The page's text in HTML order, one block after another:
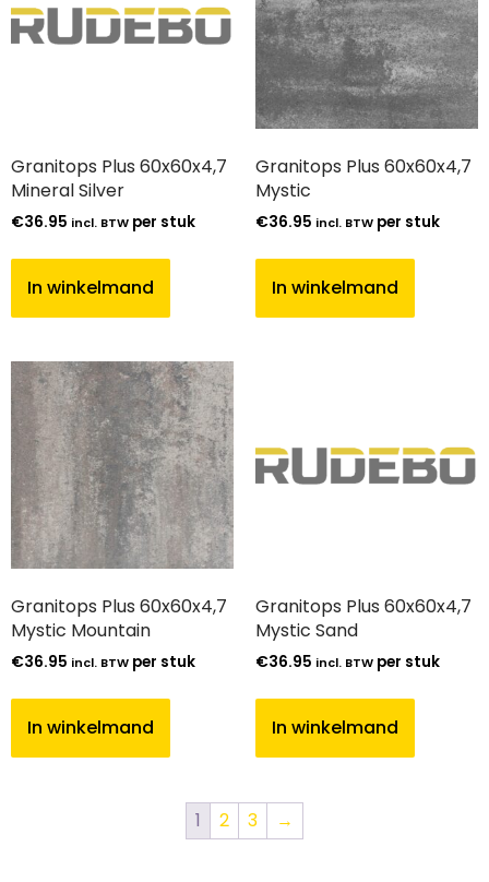
Granitops Plus 60x60x4,7
Mineral Silver
€36.95 incl. BTW per stuk
In winkelmand
Granitops Plus 60x60x4,7
Mystic
€36.95 incl. BTW per stuk
In winkelmand
Granitops Plus 60x60x4,7
Mystic Mountain
€36.95 incl. BTW per stuk
In winkelmand
Granitops Plus 60x60x4,7
Mystic Sand
€36.95 incl. BTW per stuk
In winkelmand
1 2 3 →